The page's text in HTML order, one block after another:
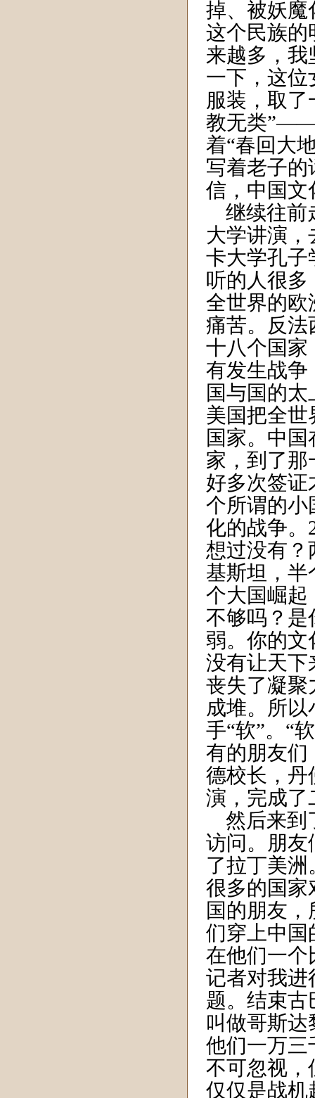
掉、被妖魔
这个民族的
来越多，我
一下，这位
服装，取了
教无类”——
着“春回大
写着老子的
信，中国文
继续往前
大学讲演
卡大学孔子
听的人很多
全世界的欧
痛苦。反法
十八个国家
有发生战争
国与国的
美国把全世
国家。中
家，到了那
好多次签证
个所谓的小
化的战争。
想过没有？
基斯坦，半
个大国崛起
不够吗？是
弱。你的文
没有让天下
丧失了凝聚
成堆。所以
手“软”。“
有的朋友们
德校长，丹
演，完成了
然后来到
访问。朋友
了拉丁美
很多的国家
国的朋友
们穿上中国
在他们一个
记者对我进
题。结束古
叫做哥斯
他们一万三
不可忽视，
仅仅是战机